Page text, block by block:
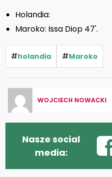
Holandia:
Maroko: Issa Diop 47'.
#holandia #Maroko
WOJCIECH NOWACKI
Nasze social
media: